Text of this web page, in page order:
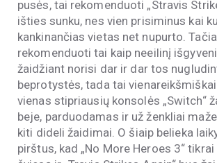
pusės, tai rekomenduoti „Stravis
išties sunku, nes vien prisiminus kai
kankinančias vietas net nupurto.
rekomenduoti tai kaip neeilinį
žaidžiant norisi dar ir dar tos
beprotystės, tada tai
vienas stipriausių konsolės „Switch“
beje, parduodamas ir už ženkliai
kiti dideli žaidimai. O šiaip belieka
pirštus, kad „No More Heroes 3“